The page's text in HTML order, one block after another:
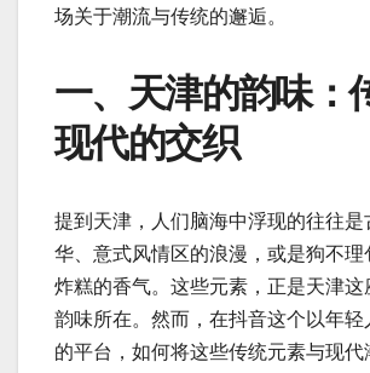
场关于潮流与传统的邂逅。
一、天津的韵味：
现代的交织
提到天津，人们脑海中浮现的往往是
华、意式风情区的浪漫，或是狗不理
炸糕的香气。这些元素，正是天津这
韵味所在。然而，在抖音这个以年轻
的平台，如何将这些传统元素与现代